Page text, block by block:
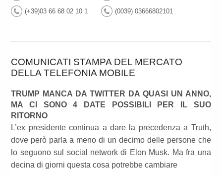
(+39)03 66 68 02 10 1 (0039) 03666802101
COMUNICATI STAMPA DEL MERCATO
DELLA TELEFONIA MOBILE
TRUMP MANCA DA TWITTER DA QUASI UN ANNO,
MA CI SONO 4 DATE POSSIBILI PER IL SUO
RITORNO
L’ex presidente continua a dare la precedenza a Truth,
dove però parla a meno di un decimo delle persone che
lo seguono sul social network di Elon Musk. Ma fra una
decina di giorni questa cosa potrebbe cambiare